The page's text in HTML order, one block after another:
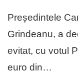
Președintele
Grindeanu, a
evitat, cu votul
euro din…